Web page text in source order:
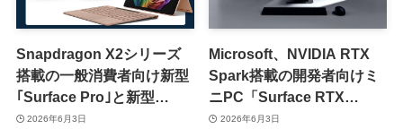
Snapdragon X2シリーズ
搭載の一般消費者向け新型
｢Surface Pro｣と新型
｢Surface Laptop｣は6月16
2026年6月3日
Microsoft、NVIDIA RTX
Spark搭載の開発者向けミ
ニPC「Surface RTX
Spark Dev Box」を発表
2026年6月3日